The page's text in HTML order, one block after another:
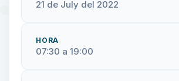
21 de July del 2022
HORA
07:30 a 19:00